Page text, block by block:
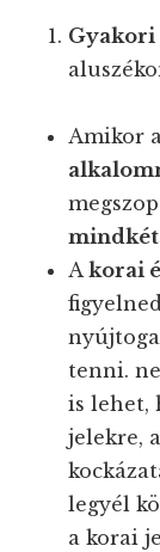
Gyakori
Amikor
Akorai
tenni.
is lehet,
jelekre,
legyél
a korai